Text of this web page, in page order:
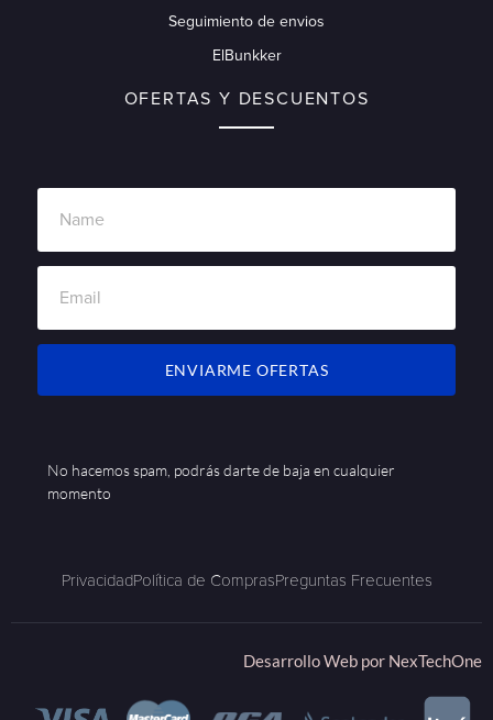
Seguimiento de envios
ElBunkker
OFERTAS Y DESCUENTOS
ENVIARME OFERTAS
No hacemos spam, podrás darte de baja en cualquier
momento
PrivacidadPolítica de ComprasPreguntas Frecuentes
Desarrollo Web por NexTechOne